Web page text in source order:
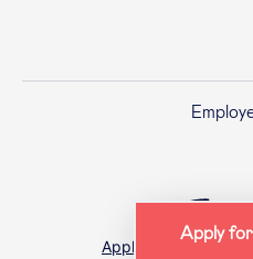
Apply
Applicant tracking